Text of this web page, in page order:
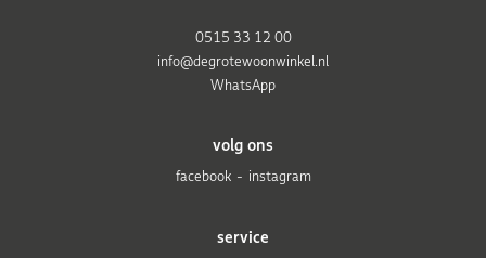
service
volg ons
facebook
instagram
0515 33 12 00
info@degrotewoonwinkel.nl
WhatsApp